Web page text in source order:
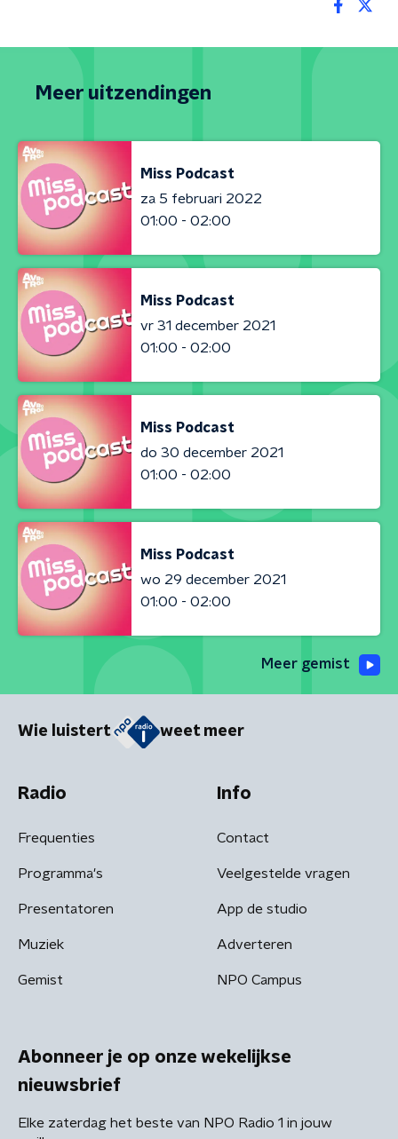
Meer uitzendingen
Miss Podcast
za 5 februari 2022
01:00 - 02:00
Miss Podcast
vr 31 december 2021
01:00 - 02:00
Miss Podcast
do 30 december 2021
01:00 - 02:00
Miss Podcast
wo 29 december 2021
01:00 - 02:00
Meer gemist
Wie luistert weet meer
Radio
Frequenties
Programma's
Presentatoren
Muziek
Gemist
Info
Contact
Veelgestelde vragen
App de studio
Adverteren
NPO Campus
Abonneer je op onze wekelijkse
nieuwsbrief
Elke zaterdag het beste van NPO Radio 1 in jouw